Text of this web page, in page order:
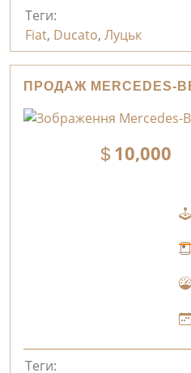
Теги:
Fiat, Ducato, Луцьк
ПРОДАЖ MERCEDES-
10,000
Теги: